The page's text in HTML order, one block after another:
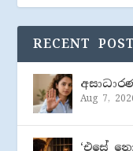
RECENT
Aug 7,
‘එසේ